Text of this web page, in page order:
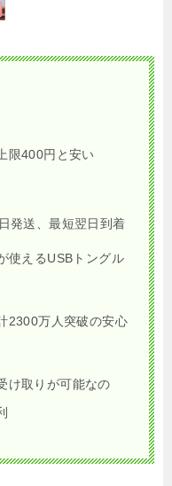
限400円と安い
発送、最短翌日到着
使えるUSBトングル
2300万人突破の安心
け取りが可能なの